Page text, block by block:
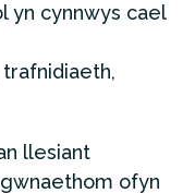
yn cynnwys cael
llesiant
ofyn